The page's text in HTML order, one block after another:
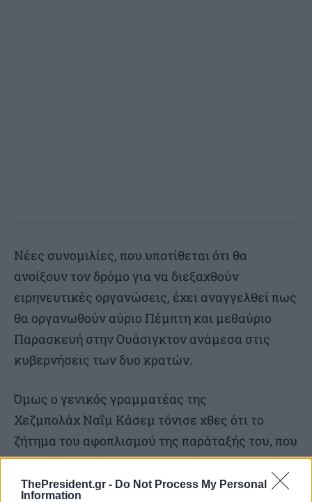
ThePresident.gr - Do Not Process My Personal
Information
Νέες συνομιλίες, που υποτίθεται ότι θα
ανοίξουν τον δρόμο για να διεξαχθούν
ειρηνευτικές οργανώσεις, έχει αναγγελθεί πως
θα οργανωθούν αύριο Πέμπτη και μεθαύριο
Παρασκευή στην Ουάσιγκτον ανάμεσα στις
κυβερνήσεις των δυο κρατών.
Όμως ο γενικός γραμματέας της
Χεζμπολάχ Ναΐμ Κάσεμ τόνισε χθες ότι το
ζήτημα του αφοπλισμού της παράταξής του, που
απαιτεί η κυβέρνηση του Ισραήλ, δεν θα τεθεί
«στις διαπραγματεύσεις με τον εχθρό».